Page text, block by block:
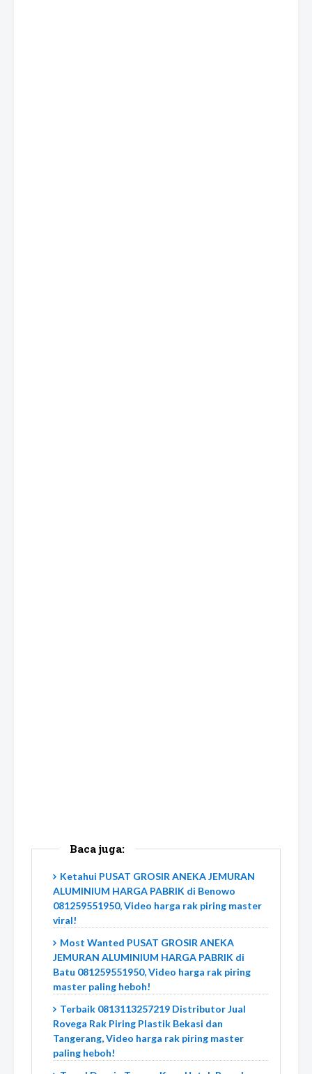
Baca juga:
Ketahui PUSAT GROSIR ANEKA JEMURAN
ALUMINIUM HARGA PABRIK di Benowo
081259551950, Video harga rak piring master
viral!
Most Wanted PUSAT GROSIR ANEKA
JEMURAN ALUMINIUM HARGA PABRIK di
Batu 081259551950, Video harga rak piring
master paling heboh!
Terbaik 0813113257219 Distributor Jual
Rovega Rak Piring Plastik Bekasi dan
Tangerang, Video harga rak piring master
paling heboh!